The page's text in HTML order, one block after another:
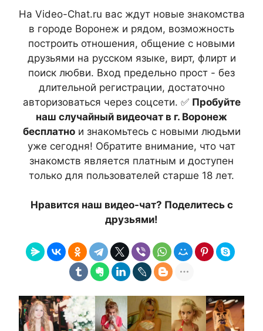
На Video-Chat.ru вас ждут новые знакомства
в городе Воронеж и рядом, возможность
построить отношения, общение с новыми
друзьями на русском языке, вирт, флирт и
поиск любви. Вход предельно прост - без
длительной регистрации, достаточно
авторизоваться через соцсети. ✅ Пробуйте
наш случайный видеочат в г. Воронеж
бесплатнои знакомьтесь с новыми людьми
уже сегодня! Обратите внимание, что чат
знакомств является платным и доступен
только для пользователей старше 18 лет.
Нравится наш видео-чат? Поделитесь с
друзьями!